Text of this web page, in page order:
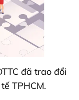
đã trao đổi
TPHCM.